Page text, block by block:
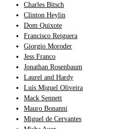
Charles Bitsch
Clinton Heylin
Dom Quixote
Francisco Reiguera
Giorgio Moroder
Jess Franco
Jonathan Rosenbaum
Laurel and Hardy
Luís Miguel Oliveira
Mack Sennett
Mauro Bonanni
Miguel de Cervantes